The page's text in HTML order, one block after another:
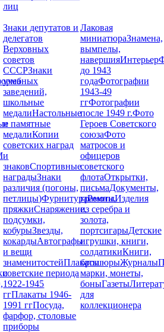
лиц
Знаки депутатов и
делегатов
Верховных
советов
СССРЗнаки
учебных
заведений,
школьные
медалиНастольные
и памятные
медалиКопии
советских наград
и
знаковСпортивные
наградыЗнаки
различия (погоны,
петлицы)ФурнитураРемни,
пряжкиСнаряжение,
подсумки,
кобурыЗвезды,
кокардыАвтографы
и вещи
знаменитостейПлакаты
советские периода
1922-1945
ггПлакаты 1946-
1991 ггПосуда,
фарфор, столовые
приборы
Лаковая
миниатюраЗнамена,
вымпелы,
навершияИнтерьер
до 1943
годаФотографии
1943-49
ггФотографии
после 1949 г.Фото
Героев Советского
союзаФото
матросов и
офицеров
советского
флотаОткрытки,
письмаДокументы,
грамотыИзделия
из серебра и
золота,
портсигарыДетские
игрушки, книги,
солдатикиКниги,
брошюрыЖурналы
марки, монеты,
боныГазеты
для
коллекционера